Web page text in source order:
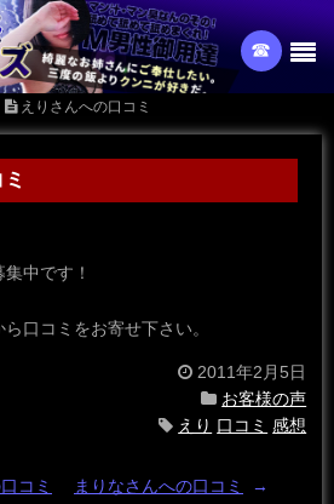
☎︎
えりさんへの口コミ
中です！
ら口コミをお寄せ下さい。
2011年2月5日
お客様の声
えり 口コミ 感想
コミ まりなさんへの口コミ →